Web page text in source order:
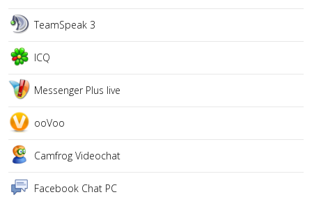
TeamSpeak 3
ICQ
Messenger Plus live
ooVoo
Camfrog Videochat
Facebook Chat PC